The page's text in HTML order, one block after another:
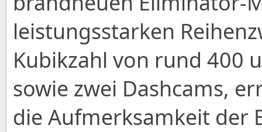
leistungsstarken
Kubikzahl von rund 400
sowie zwei Dashcams,
die Aufmerksamkeit der